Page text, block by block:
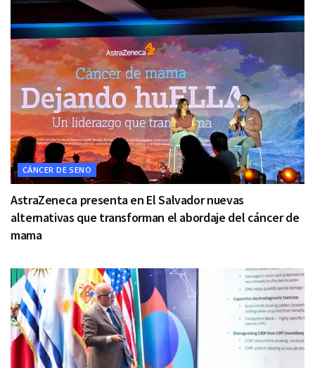
CÁNCER DE SENO
AstraZeneca presenta en El Salvador nuevas
alternativas que transforman el abordaje del cáncer de
mama